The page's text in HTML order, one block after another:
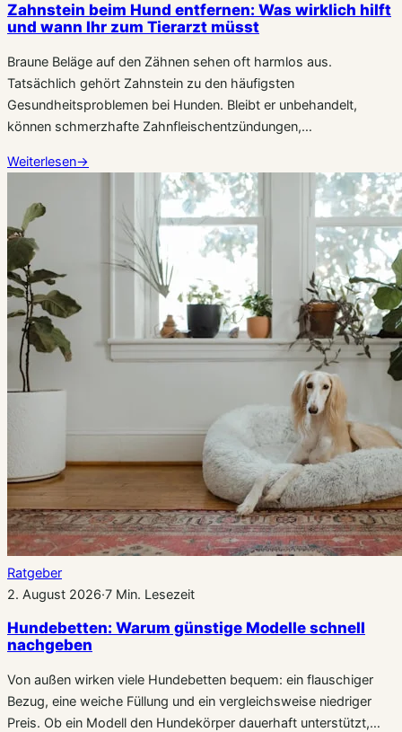
Zahnstein beim Hund entfernen: Was wirklich hilft
und wann Ihr zum Tierarzt müsst
Braune Beläge auf den Zähnen sehen oft harmlos aus.
Tatsächlich gehört Zahnstein zu den häufigsten
Gesundheitsproblemen bei Hunden. Bleibt er unbehandelt,
können schmerzhafte Zahnfleischentzündungen,…
Weiterlesen→
Ratgeber
2. August 2026·7 Min. Lesezeit
Hundebetten: Warum günstige Modelle schnell
nachgeben
Von außen wirken viele Hundebetten bequem: ein flauschiger
Bezug, eine weiche Füllung und ein vergleichsweise niedriger
Preis. Ob ein Modell den Hundekörper dauerhaft unterstützt,…